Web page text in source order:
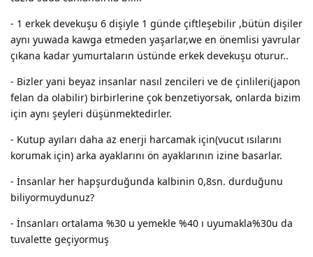
- 1 erkek devekuşu 6 dişiyle 1 günde çiftleşebilir ,bütün dişiler
aynı yuwada kawga etmeden yaşarlar,we en önemlisi yavrular
çıkana kadar yumurtaların üstünde erkek devekuşu oturur..
- Bizler yani beyaz insanlar nasıl zencileri ve de çinlileri(japon
felan da olabilir) birbirlerine çok benzetiyorsak, onlarda bizim
için aynı şeyleri düşünmektedirler.
- Kutup ayıları daha az enerji harcamak için(vucut ısılarını
korumak için) arka ayaklarını ön ayaklarının izine basarlar.
- İnsanlar her hapşurduğunda kalbinin 0,8sn. durduğunu
biliyormuydunuz?
- İnsanları ortalama %30 u yemekle %40 ı uyumakla%30u da
tuvalette geçiyormuş